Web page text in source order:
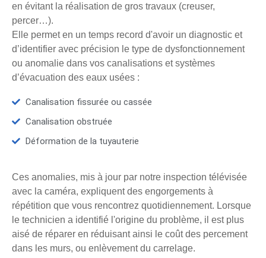
en évitant la réalisation de gros travaux (creuser,
percer…).
Elle permet en un temps record d'avoir un diagnostic et
d’identifier avec précision le type de dysfonctionnement
ou anomalie dans vos canalisations et systèmes
d’évacuation des eaux usées :
Canalisation fissurée ou cassée
Canalisation obstruée
Déformation de la tuyauterie
Ces anomalies, mis à jour par notre inspection télévisée
avec la caméra, expliquent des engorgements à
répétition que vous rencontrez quotidiennement. Lorsque
le technicien a identifié l'origine du problème, il est plus
aisé de réparer en réduisant ainsi le coût des percement
dans les murs, ou enlèvement du carrelage.